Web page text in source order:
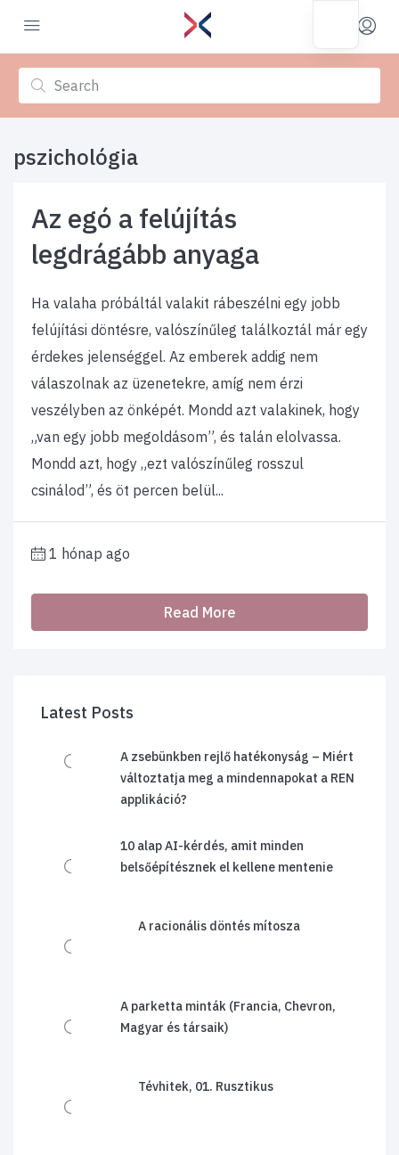
pszichológia
Az egó a felújítás
legdrágább anyaga
Ha valaha próbáltál valakit rábeszélni egy jobb
felújítási döntésre, valószínűleg találkoztál már egy
érdekes jelenséggel. Az emberek addig nem
válaszolnak az üzenetekre, amíg nem érzi
veszélyben az önképét. Mondd azt valakinek, hogy
„van egy jobb megoldásom”, és talán elolvassa.
Mondd azt, hogy „ezt valószínűleg rosszul
csinálod”, és öt percen belül...
1 hónap ago
Read More
Latest Posts
A zsebünkben rejlő hatékonyság – Miért
változtatja meg a mindennapokat a REN
applikáció?
10 alap AI-kérdés, amit minden
belsőépítésznek el kellene mentenie
A racionális döntés mítosza
A parketta minták (Francia, Chevron,
Magyar és társaik)
Tévhitek, 01. Rusztikus